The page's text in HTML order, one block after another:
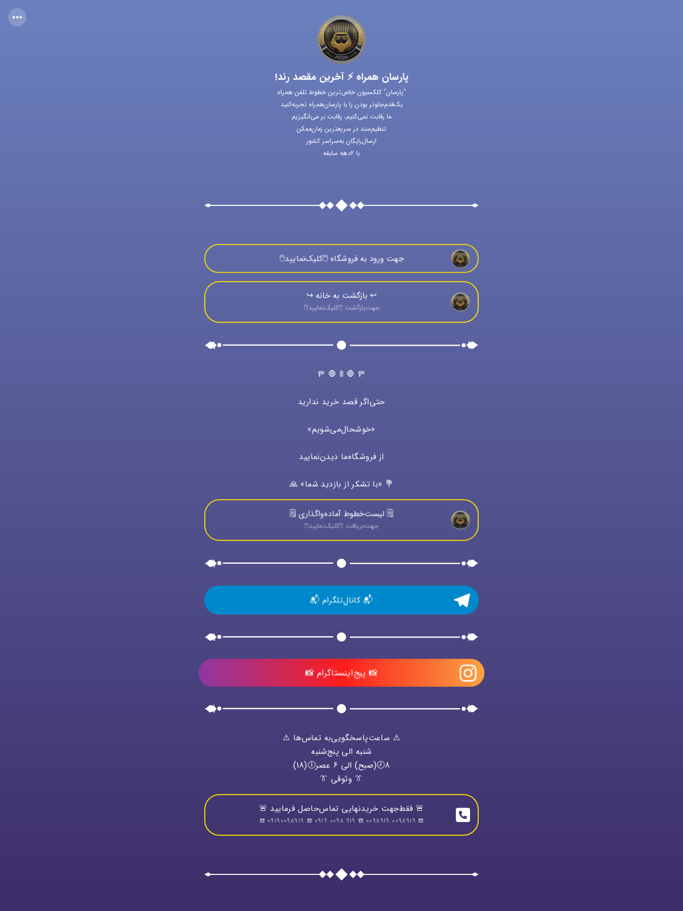
پارسان همراه ⚡ آخرین مقصد رند!
"پارسان" کلکسیون خاص‌ترین خطوط تلفن همراه
یک‌قدم‌جلوتر بودن را با پارسان‌همراه تجربه‌کنید
ما رقابت نمی‌کنیم، رقابت بر می‌انگیزیم
تنظیم‌سند در سریعترین زمان‌ممکن
ارسال‌رایگان به‌سراسر کشور
با 2دهه سابقه
جهت ورود به فروشگاه 🖱️كليک‌نماييد🖱️
↩️ بازگشت به خانه ↪️
جهت‌بازگشت 🖱️كليک‌نماييد🖱️
🚥 🛑 🚦 🛑 🚥
حتی‌اگر قصد خرید ندارید
«خوشحال‌می‌شویم»
از فروشگاه‌ما دیدن‌نمایید
💐 «با تشکر از بازدید شما» 🙏
🗒️ لیست‌خطوط آماده‌واگذاری 🗒️
جهت‌دريافت 🖱️كليک‌نماييد🖱️
📬 کانال‌تلگرام 📬
📸 پیج‌اینستاگرام 📸
⚠️ ساعت‌پاسخگویی‌به تماس‌ها ⚠️
شنبه الی پنج‌شنبه
8🕗(صبح) الی 6 عصر🕕(18)
👔 وثوقی 👔
🚨 فقط‌جهت خریدنهایی تماس‌حاصل فرمایید 🚨
☎️ 0098919 0098919 ☎️ 919 0098 0919 ☎️ 09190098919 ☎️